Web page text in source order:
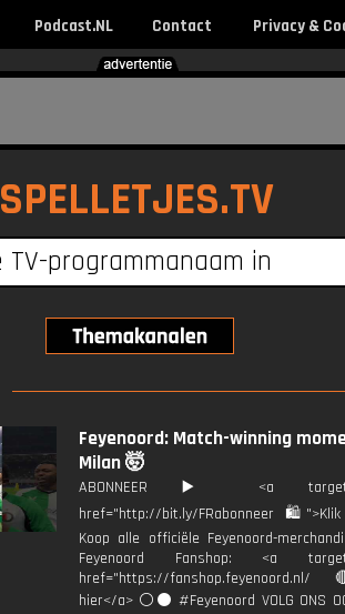
Podcast.NL Contact Privacy &
SPELLETJES.TV
Feyenoord: Match-winning
Milan 🤯
ABONNEER ▶️ <a
href="http://bit.ly/FRabonneer
Koop alle officiële Feyenoord-
Feyenoord Fanshop: <a
href="https://
hier</a> ⚪️⚫ #Feyenoord VOLG ONS